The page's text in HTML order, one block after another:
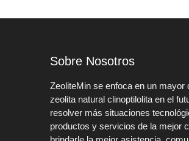
Sobre Nosotros
ZeoliteMin se enfoca en un mayor
zeolita natural clinoptilolita en el
resolver más situaciones
productos y servicios de la mejor